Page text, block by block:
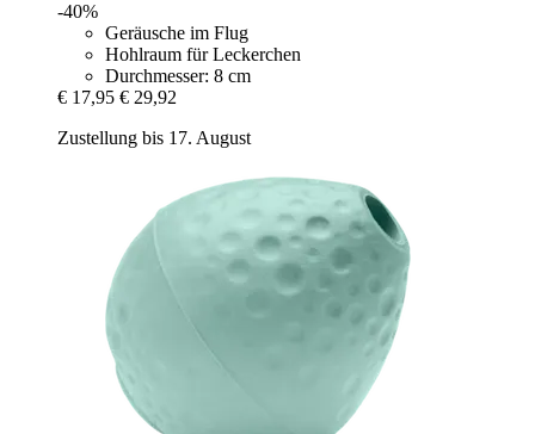
-40%
Geräusche im Flug
Hohlraum für Leckerchen
Durchmesser: 8 cm
€ 17,95 € 29,92
Zustellung bis 17. August